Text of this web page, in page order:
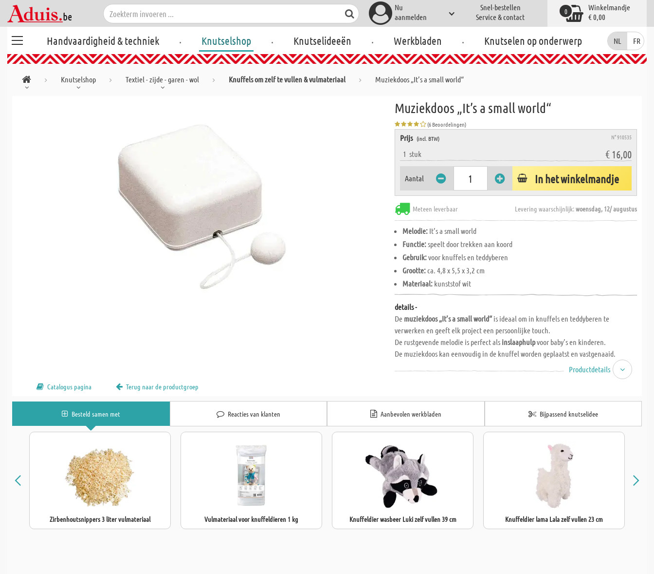
Nu
aanmelden
Snel-bestellen
Service & contact
Winkelmandje
€ 0,00
0
Handvaardigheid & techniek . Knutselshop . Knutselideeën . Werkbladen . Knutselen op onderwerp NL FR
Knutselshop Textiel - zijde - garen - wol Knuffels om zelf te vullen & vulmateriaal Muziekdoos „It’s a small world“
Muziekdoos „It’s a small world“
(6 Beoordelingen)
Prijs (incl. BTW) N° 910535
1stuk € 16,00
Aantal In het winkelmandje
Meteen leverbaar Levering waarschijnlijk:woensdag, 12/ augustus
Melodie: It’s a small world
Functie:speelt door trekken aan koord
Gebruik:voor knuffels en teddyberen
Grootte:ca. 4,8 x 5,5 x 3,2 cm
Materiaal: kunststof wit
details -
De muziekdoos „It’s a small world“is ideaal om in knuffels en teddyberen te
verwerken en geeft elk project een persoonlijke touch.
De rustgevende melodie is perfect als inslaaphulpvoor baby’s en kinderen.
De muziekdoos kan eenvoudig in de knuffel worden geplaatst en vastgenaaid.
Gemaakt vankunststofin witte kleur.
Ideaal voor DIY projecten en cadeaus.
Productdetails
Catalogus pagina Terug naar de productgroep
Besteld samen met Reacties van klanten Aanbevolen werkbladen Bijpassend knutselidee
Zirbenhoutsnippers 3 liter vulmateriaal Vulmateriaal voor knuffeldieren 1 kg Knuffeldier wasbeer Luki zelf vullen 39 cm Knuffeldier lama Lala zelf vullen 23 cm